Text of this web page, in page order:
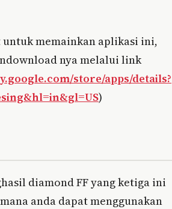
memainkan aplikasi ini,
nya melalui link
store/apps/details?
)
diamond FF yang ketiga ini
anda dapat menggunakan